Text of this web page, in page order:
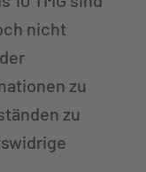
nicht
zu
zu